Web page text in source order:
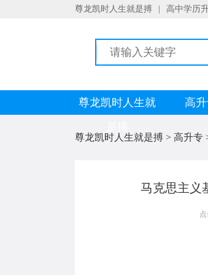
尊龙凯时人生就是搏 高中学历
尊龙凯时人生就
高
尊龙凯时人生就是搏 > 高升专
马克思主义